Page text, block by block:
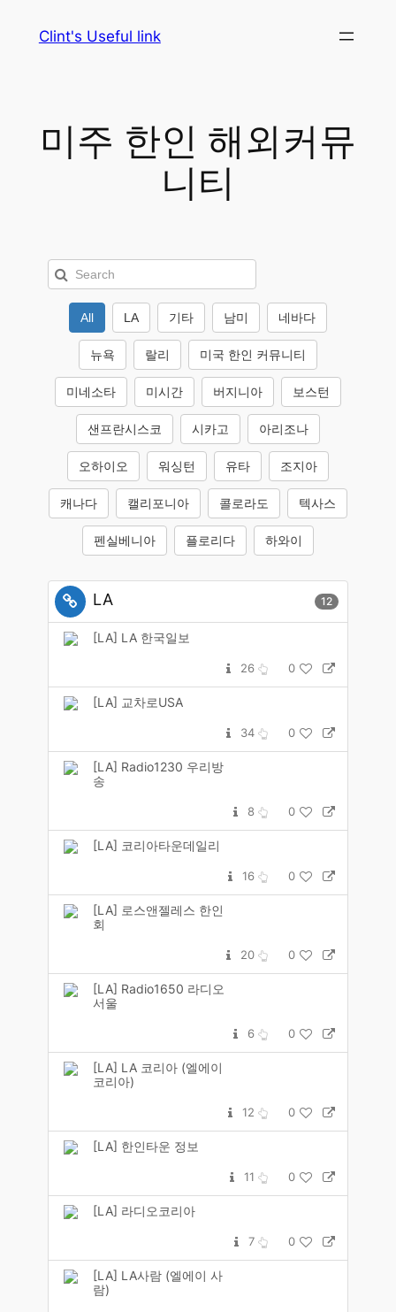
Clint's Useful link
미주 한인 해외커뮤
니티
All LA 기타 남미 네바다
뉴욕 랄리 미국 한인 커뮤니티
미네소타 미시간 버지니아 보스턴
샌프란시스코 시카고 아리조나
오하이오 워싱턴 유타 조지아
캐나다 캘리포니아 콜로라도 텍사스
펜실베니아 플로리다 하와이
LA 12
[LA] LA 한국일보
26 0
[LA] 교차로USA
34 0
[LA] Radio1230 우리방
송
8 0
[LA] 코리아타운데일리
16 0
[LA] 로스앤젤레스 한인
회
20 0
[LA] Radio1650 라디오
서울
6 0
[LA] LA 코리아 (엘에이
코리아)
12 0
[LA] 한인타운 정보
11 0
[LA] 라디오코리아
7 0
[LA] LA사람 (엘에이 사
람)